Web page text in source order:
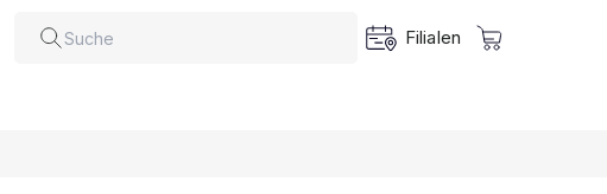
Filialen